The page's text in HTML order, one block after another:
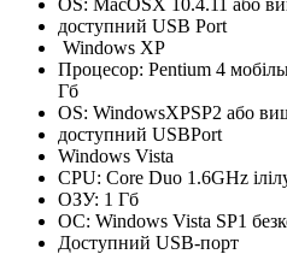
доступний USB Port
Windows XP
Процесор: Pentium 4
Гб
OS: WindowsXPSP2 або
доступний USBPort
Windows Vista
CPU: Core Duo 1.6GHz
ОЗУ: 1 Гб
ОС: Windows Vista SP1
Доступний USB-порт